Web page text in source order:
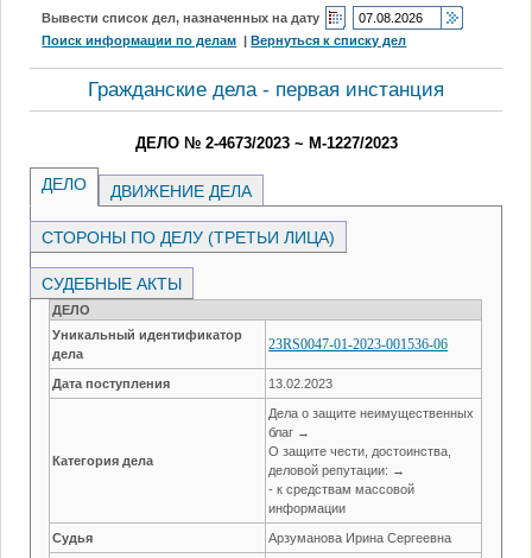
Вывести список дел, назначенных на дату
Поиск информации по делам |Вернуться к списку дел
Гражданские дела - первая инстанция
ДЕЛО № 2-4673/2023 ~ М-1227/2023
ДЕЛО ДВИЖЕНИЕ ДЕЛА
СТОРОНЫ ПО ДЕЛУ (ТРЕТЬИ ЛИЦА)
СУДЕБНЫЕ АКТЫ
ДЕЛО
Уникальный идентификатор
дела
23RS0047-01-2023-001536-06
Дата поступления 13.02.2023
Категория дела
Дела о защите неимущественных
благ →
О защите чести, достоинства,
деловой репутации: →
- к средствам массовой
информации
Судья Арзуманова Ирина Сергеевна